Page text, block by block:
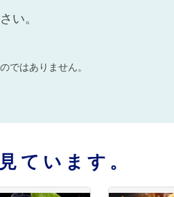
い。
ではありません。
ています。